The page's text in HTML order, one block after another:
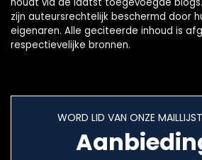
zijn auteursrechtelijk beschermd door
eigenaren. Alle geciteerde inhoud is
respectievelijke bronnen.
WORD LID VAN ONZE